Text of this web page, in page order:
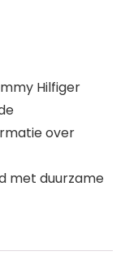
Hilfiger
over
met duurzame